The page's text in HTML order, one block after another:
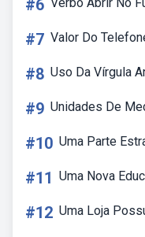
#6
#7 Valor Do
#8 Uso Da Vírgula
#9 Unidades De
#10 Uma Parte
#11 Uma Nova
#12 Uma Loja